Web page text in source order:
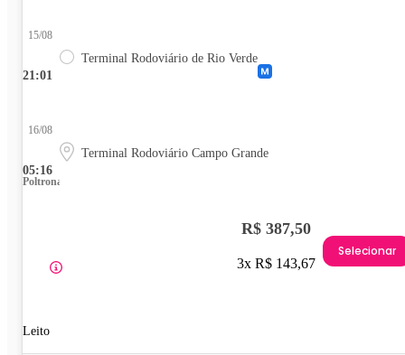
21:01
15/08
Terminal Rodoviário de Rio Verde
05:16
16/08
Terminal Rodoviário Campo Grande
Poltrona
Leito
R$ 387,50
3x R$ 143,67
Selecionar